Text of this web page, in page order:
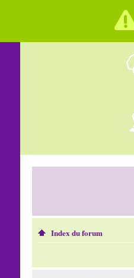
Index du forum